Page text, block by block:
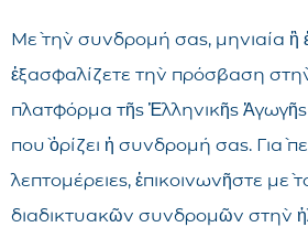
Μὲ τὴν συνδρομή σας, μηνιαία ἢ
ἐξασφαλίζετε τὴν πρόσβαση
πλατφόρμα τῆς Ἑλληνικῆς
ποὺ ὁρίζει ἡ συνδρομή σας. Γιὰ
λεπτομέρειες, ἐπικοινωνῆστε μὲ
διαδικτυακῶν συνδρομῶν στὴν